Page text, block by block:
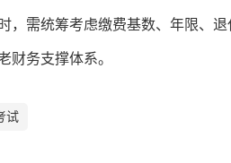
，需统筹考虑缴费基数、年限、
财务支撑体系。
试